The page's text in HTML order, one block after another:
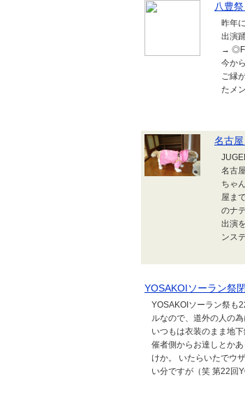
八豊
昨年
出演
→
今か
ご縁
たメ
名古
名古
ちゃ
屋ま
のナ
出演
ンス
YOSAKOIソーラン祭
YOSAKOIソーラン祭も
ルなので、道外の人の
いつもは衣装のまま地
催者側からお達しとか
けか。 いたらいたでウ
い分ですが（笑 第22回